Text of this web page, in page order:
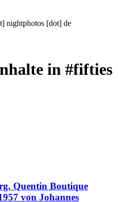
nightphotos [dot] de
in #fifties
Quentin Boutique
von Johannes